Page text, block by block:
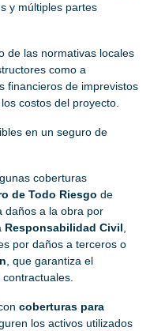
y múltiples partes
de las normativas locales
como a
financieros de imprevistos
costos del proyecto.
en un seguro de
coberturas
de Todo Riesgo de
daños a la obra por
Responsabilidad Civil
por daños a terceros o
, que garantiza el
coberturas para
los activos utilizados